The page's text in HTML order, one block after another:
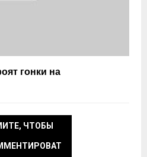
гонки на
ЧТОБЫ